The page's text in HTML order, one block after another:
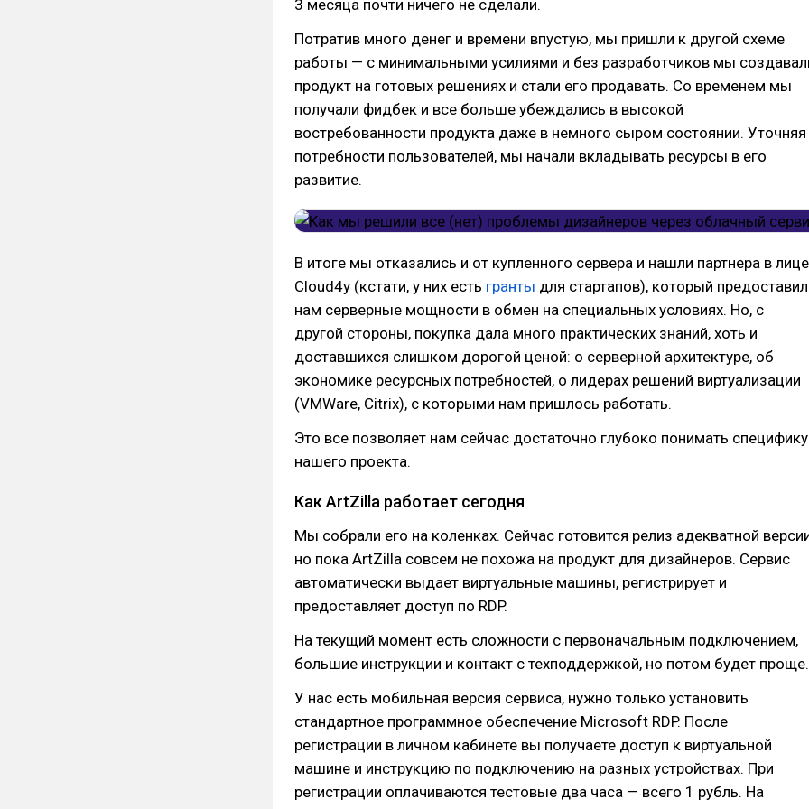
3 месяца почти ничего не сделали.
Потратив много денег и времени впустую, мы пришли к другой схеме
работы — с минимальными усилиями и без разработчиков мы
продукт на готовых решениях и стали его продавать. Со временем мы
получали фидбек и все больше убеждались в высокой
востребованности продукта даже в немного сыром состоянии. Уточняя
потребности пользователей, мы начали вкладывать ресурсы в его
развитие.
В итоге мы отказались и от купленного сервера и нашли партнера в лице
Cloud4y (кстати, у них есть гранты для стартапов), который предоставил
нам серверные мощности в обмен на специальных условиях. Но, с
другой стороны, покупка дала много практических знаний, хоть и
доставшихся слишком дорогой ценой: о серверной архитектуре, об
экономике ресурсных потребностей, о лидерах решений виртуализации
(VMWare, Citrix), с которыми нам пришлось работать.
Это все позволяет нам сейчас достаточно глубоко понимать специфику
нашего проекта.
Как ArtZilla работает сегодня
Мы собрали его на коленках. Сейчас готовится релиз адекватной
но пока ArtZilla совсем не похожа на продукт для дизайнеров. Сервис
автоматически выдает виртуальные машины, регистрирует и
предоставляет доступ по RDP.
На текущий момент есть сложности с первоначальным подключением,
большие инструкции и контакт с техподдержкой, но потом будет проще.
У нас есть мобильная версия сервиса, нужно только установить
стандартное программное обеспечение Microsoft RDP. После
регистрации в личном кабинете вы получаете доступ к виртуальной
машине и инструкцию по подключению на разных устройствах. При
регистрации оплачиваются тестовые два часа — всего 1 рубль. На